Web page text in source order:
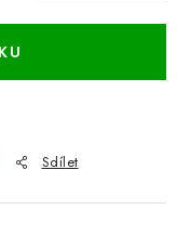
Sdílet